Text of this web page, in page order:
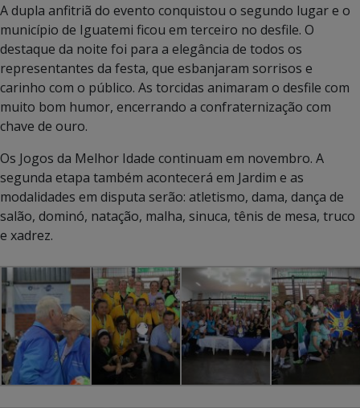
A dupla anfitriã do evento conquistou o segundo lugar e o
município de Iguatemi ficou em terceiro no desfile. O
destaque da noite foi para a elegância de todos os
representantes da festa, que esbanjaram sorrisos e
carinho com o público. As torcidas animaram o desfile com
muito bom humor, encerrando a confraternização com
chave de ouro.
Os Jogos da Melhor Idade continuam em novembro. A
segunda etapa também acontecerá em Jardim e as
modalidades em disputa serão: atletismo, dama, dança de
salão, dominó, natação, malha, sinuca, tênis de mesa, truco
e xadrez.